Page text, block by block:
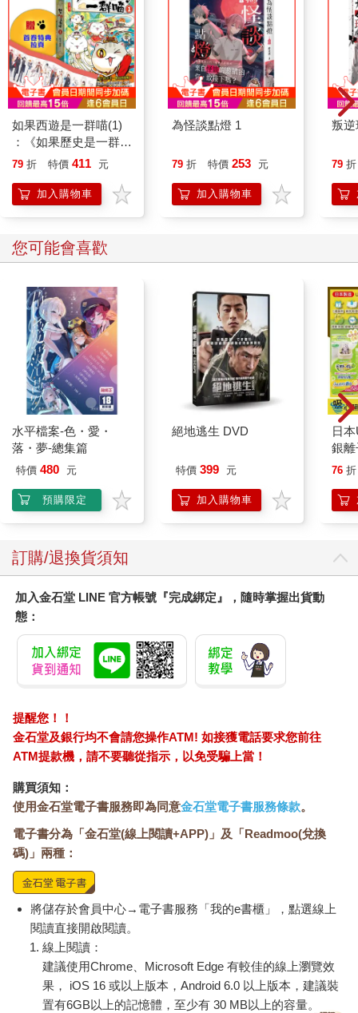
如果西遊是一群喵(1)
：《如果歷史是一群
喵》作者最新力作，附
79 折 特價 411 元
加入購物車
為怪談點燈 1
79 折 特價 253 元
加入購物車
叛逆
79 折
您可能會喜歡
水平檔案-色・愛・
落・夢-總集篇
特價 480 元
預購限定
絕地逃生 DVD
特價 399 元
加入購物車
日
銀
乾
防
尿
76 折
訂購/退換貨須知
加入金石堂 LINE 官方帳號『完成綁定』，隨時掌握出貨動
態：
提醒您！！
金石堂及銀行均不會請您操作ATM! 如接獲電話要求您前往
ATM提款機，請不要聽從指示，以免受騙上當！
購買須知：
使用金石堂電子書服務即為同意金石堂電子書服務條款。
電子書分為「金石堂(線上閱讀+APP)」及「Readmoo(兌換
碼)」兩種：
將儲存於會員中心→電子書服務「我的e書櫃」，點選線上
閱讀直接開啟閱讀。
線上閱讀：
建議使用Chrome、Microsoft Edge 有較佳的線上瀏覽效
果， iOS 16 或以上版本，Android 6.0 以上版本，建議裝
置有6GB以上的記憶體，至少有 30 MB以上的容量。